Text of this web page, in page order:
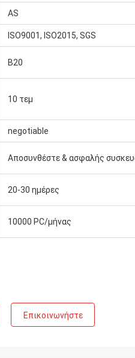
AS
ISO9001, ISO2015, SGS
B20
10 τεμ
negotiable
Αποσυνθέστε & ασφαλής
20-30 ημέρες
10000 PC/μήνας
Επικοινωνήστε